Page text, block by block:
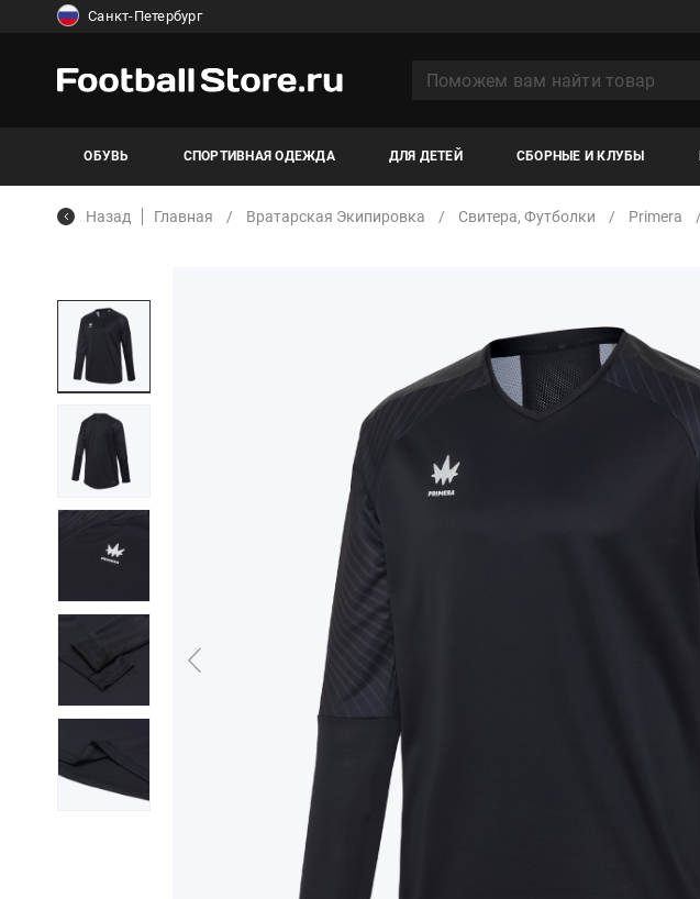
Санкт-Петербург
ОБУВЬ СПОРТИВНАЯ ОДЕЖДА ДЛЯ ДЕТЕЙ СБОРНЫЕ И КЛУБЫ
Назад Главная Вратарская Экипировка Свитера, Футболки Primera